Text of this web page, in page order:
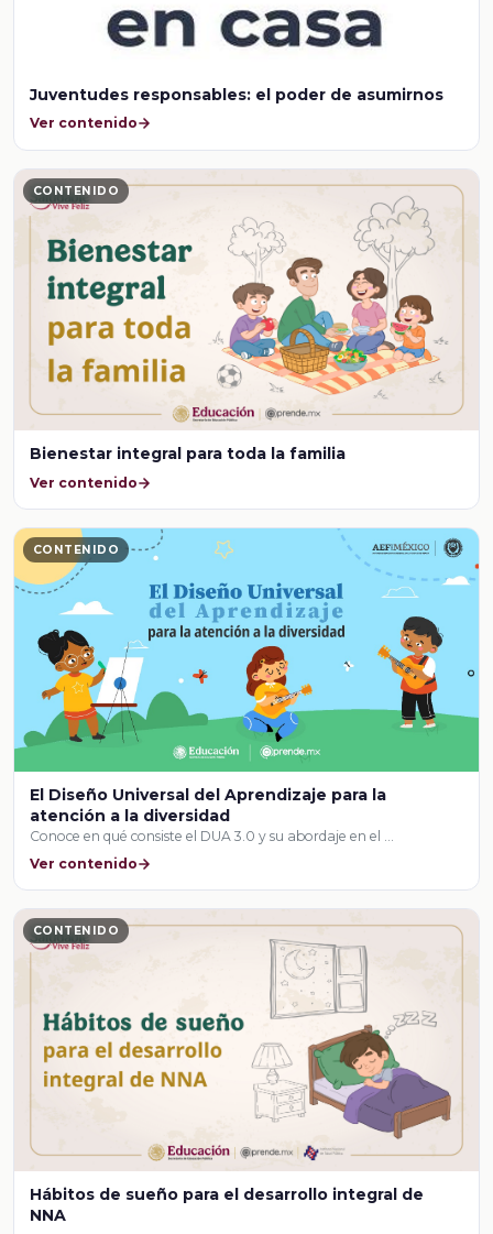
Juventudes responsables: el poder de asumirnos
Ver contenido
CONTENIDO
Bienestar integral para toda la familia
Ver contenido
CONTENIDO
El Diseño Universal del Aprendizaje para la
atención a la diversidad
Conoce en qué consiste el DUA 3.0 y su abordaje en el …
Ver contenido
CONTENIDO
Hábitos de sueño para el desarrollo integral de
NNA